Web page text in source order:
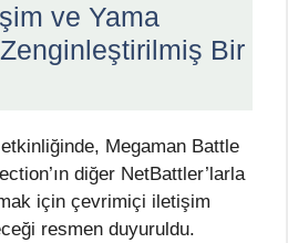
ve Yama
Bir
etkinliğinde, Megaman Battle
diğer NetBattler’larla
için çevrimiçi iletişim
resmen duyuruldu.